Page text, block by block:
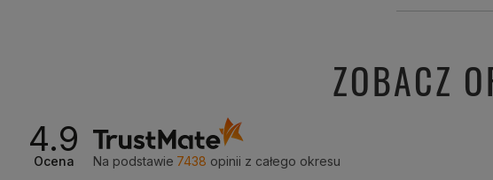
ZOBACZ
4.9
Ocena Na podstawie 7438 opinii z całego okresu